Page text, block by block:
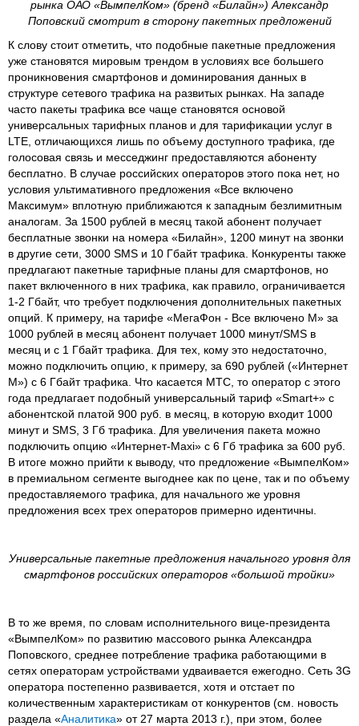
рынка ОАО «ВымпелКом» (бренд «Билайн») Александр
Поповский смотрит в сторону пакетных предложений
К слову стоит отметить, что подобные пакетные предложения
уже становятся мировым трендом в условиях все большего
проникновения смартфонов и доминирования данных в
структуре сетевого трафика на развитых рынках. На западе
часто пакеты трафика все чаще становятся основой
универсальных тарифных планов и для тарификации услуг в
LTE, отличающихся лишь по объему доступного трафика, где
голосовая связь и месседжинг предоставляются абоненту
бесплатно. В случае российских операторов этого пока нет, но
условия ультимативного предложения «Все включено
Максимум» вплотную приближаются к западным безлимитным
аналогам. За 1500 рублей в месяц такой абонент получает
бесплатные звонки на номера «Билайн», 1200 минут на звонки
в другие сети, 3000 SMS и 10 Гбайт трафика. Конкуренты также
предлагают пакетные тарифные планы для смартфонов, но
пакет включенного в них трафика, как правило, ограничивается
1-2 Гбайт, что требует подключения дополнительных пакетных
опций. К примеру, на тарифе «МегаФон - Все включено М» за
1000 рублей в месяц абонент получает 1000 минут/SMS в
месяц и с 1 Гбайт трафика. Для тех, кому это недостаточно,
можно подключить опцию, к примеру, за 690 рублей («Интернет
М») с 6 Гбайт трафика. Что касается МТС, то оператор с этого
года предлагает подобный универсальный тариф «Smart+» с
абонентской платой 900 руб. в месяц, в которую входит 1000
минут и SMS, 3 Гб трафика. Для увеличения пакета можно
подключить опцию «Интернет-Maxi» с 6 Гб трафика за 600 руб.
В итоге можно прийти к выводу, что предложение «ВымпелКом»
в премиальном сегменте выгоднее как по цене, так и по объему
предоставляемого трафика, для начального же уровня
предложения всех трех операторов примерно идентичны.
Универсальные пакетные предложения начального уровня для
смартфонов российских операторов «большой тройки»
В то же время, по словам исполнительного вице-президента
«ВымпелКом» по развитию массового рынка Александра
Поповского, среднее потребление трафика работающими в
сетях операторам устройствами удваивается ежегодно. Сеть 3G
оператора постепенно развивается, хотя и отстает по
количественным характеристикам от конкурентов (см. новость
раздела «Аналитика» от 27 марта 2013 г.), при этом, более